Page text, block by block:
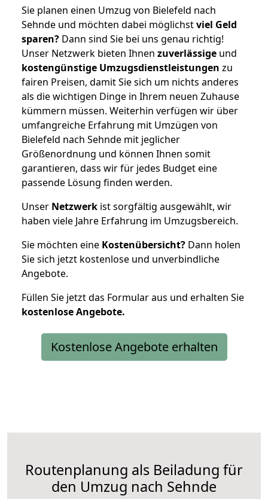
Sie planen einen Umzug von Bielefeld nach
Sehnde und möchten dabei möglichstviel Geld
sparen? Dann sind Sie bei uns genau richtig!
Unser Netzwerk bieten Ihnen zuverlässige und
kostengünstige Umzugsdienstleistungen zu
fairen Preisen, damit Sie sich um nichts anderes
als die wichtigen Dinge in Ihrem neuen Zuhause
kümmern müssen. Weiterhin verfügen wir über
umfangreiche Erfahrung mit Umzügen von
Bielefeld nach Sehnde mit jeglicher
Größenordnung und können Ihnen somit
garantieren, dass wir für jedes Budget eine
passende Lösung finden werden.
Unser Netzwerk ist sorgfältig ausgewählt, wir
haben viele Jahre Erfahrung im Umzugsbereich.
Sie möchten eine Kostenübersicht? Dann holen
Sie sich jetzt kostenlose und unverbindliche
Angebote.
Füllen Sie jetzt das Formular aus und erhalten Sie
kostenloseAngebote.
Kostenlose Angebote erhalten
Routenplanung als Beiladung für
den Umzug nach Sehnde